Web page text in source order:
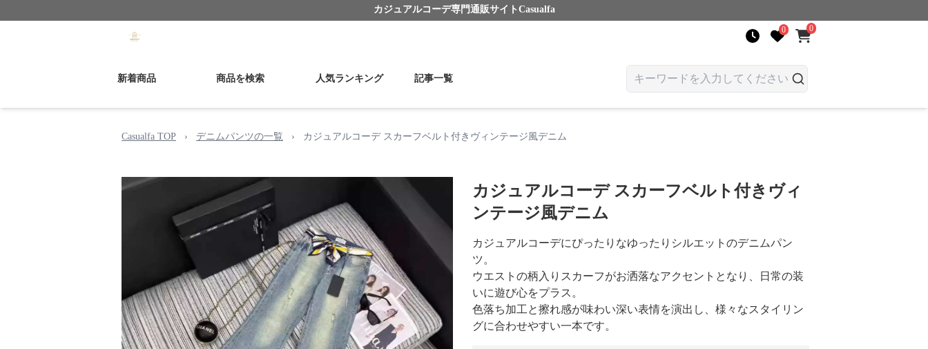
カジュアルコーデ専門通販サイト Casualfa
0 0
新着商品 商品を検索 人気ランキング 記事一覧
Casualfa TOP › デニムパンツの一覧 › カジュアルコーデ スカーフベルト付きヴィンテージ風デニム
カジュアルコーデ スカーフベルト付きヴィ
ンテージ風デニム
カジュアルコーデにぴったりなゆったりシルエットのデニムパン
ツ。
ウエストの柄入りスカーフがお洒落なアクセントとなり、日常の装
いに遊び心をプラス。
色落ち加工と擦れ感が味わい深い表情を演出し、様々なスタイリン
グに合わせやすい一本です。